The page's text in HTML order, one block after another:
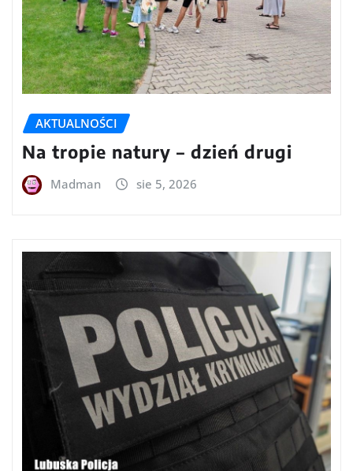
AKTUALNOŚCI
Na tropie natury – dzień drugi
Madman sie 5, 2026